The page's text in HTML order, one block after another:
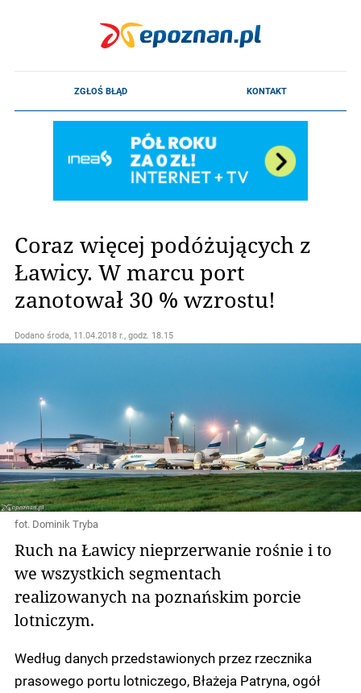
Coraz więcej podóżujących z
Ławicy. W marcu port
zanotował 30 % wzrostu!
Dodano środa, 11.04.2018 r., godz. 18.15
fot. Dominik Tryba
Ruch na Ławicy nieprzerwanie rośnie i to
we wszystkich segmentach
realizowanych na poznańskim porcie
lotniczym.
Według danych przedstawionych przez rzecznika
prasowego portu lotniczego, Błażeja Patryna, ogół